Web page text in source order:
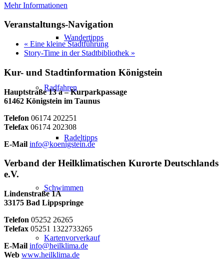
Wandertipps
Radfahren
Radeltipps
Schwimmen
Kartenvorverkauf
Mehr Informationen
Veranstaltungs-Navigation
« Eine kleine Stadtführung
Story-Time in der Stadtbibliothek »
Kur- und Stadtinformation Königstein
Hauptstraße 13 a – Kurparkpassage
61462 Königstein im Taunus
Telefon 06174 202251
Telefax 06174 202308
E-Mail info@koenigstein.de
Verband der Heilklimatischen Kurorte Deutschlands
e.V.
Lindenstraße 1A
33175 Bad Lippspringe
Telefon 05252 26265
Telefax 05251 1322733265
E-Mail info@heilklima.de
Web www.heilklima.de